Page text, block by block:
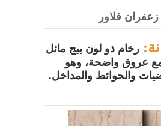
زعفران فلاور
رخام ذو لون بيج مائل
مع عروق واضحة، وهو
والحوائط والمداخل.